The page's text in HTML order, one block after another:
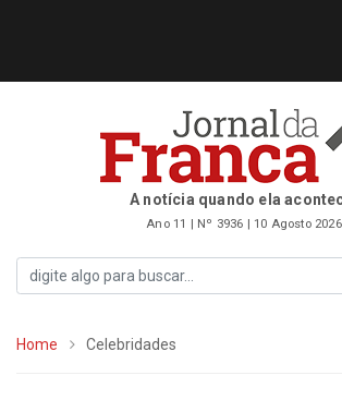
A notícia quando ela
Ano 11 | Nº 3936 | 10 Agosto 2026
Home Celebridades